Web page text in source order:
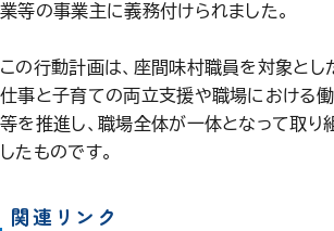
業等の事業主に義務付けられました。
この行動計画は、座間味村職員を対象とし
仕事と子育ての両立支援や職場における
等を推進し、職場全体が一体となって取り
したものです。
関連リンク